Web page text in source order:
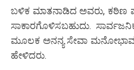
ಬಳಿಕ ಮಾತನಾಡಿದ ಅವರು, ಕಠಿಣ
ಸಾಕಾರಗೊಳಿಸಬಹುದು.
ಮೂಲಕ ಅನನ್ಯ ಸೇವಾ
ಹೇಳಿದರು.